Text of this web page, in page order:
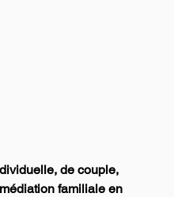
de couple,
familiale en